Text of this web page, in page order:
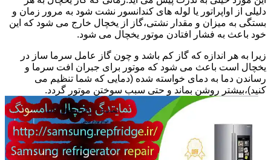
دلیلی از اواپراتور یا لوله های کندانسور نشت شود به مرور زمان و
بستگی به میزان و مقدار نشتی،گاز از یخچال خارج می شود که این
خود باعث به فشار افتادن موتور یخچال می شود.
زیرا به هر اندازه که گاز کم باشد و چون گاز عامل سرما ساز در
یخچال است باعث می شود که موتور برای جبران افت سرما و
رساندن دما به دمای خواسته شده (دمایی که شما تنظیم می
کنید)،بیشتر روشن بماند و حتی سبب سوختن موتور گردد.